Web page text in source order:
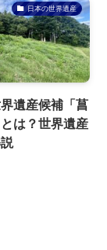
日本の世界遺産
遺産候補「菖
は？世界遺産